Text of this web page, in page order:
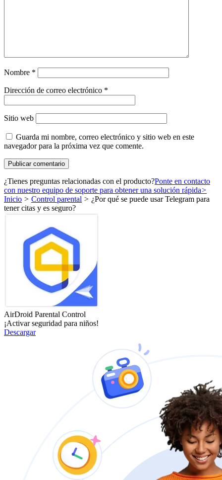
Nombre *
Dirección de correo electrónico *
Sitio web
Guarda mi nombre, correo electrónico y sitio web en este
navegador para la próxima vez que comente.
¿Tienes preguntas relacionadas con el producto?Ponte en contacto
con nuestro equipo de soporte para obtener una solución rápida>
Inicio > Control parental > ¿Por qué se puede usar Telegram para
tener citas y es seguro?
AirDroid Parental Control
¡Activar seguridad para niños!
Descargar